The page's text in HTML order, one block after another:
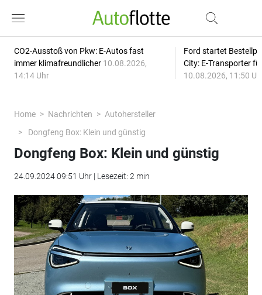
CO2-Ausstoß von Pkw: E-Autos fast
immer klimafreundlicher 10.08.2026,
14:14 Uhr
Ford startet
City: E-Transporter
10.08.2026, 11:50
Home Nachrichten
Autohersteller
Dongfeng Box: Klein und günstig
Dongfeng Box: Klein und günstig
24.09.2024 09:51 Uhr | Lesezeit: 2 min